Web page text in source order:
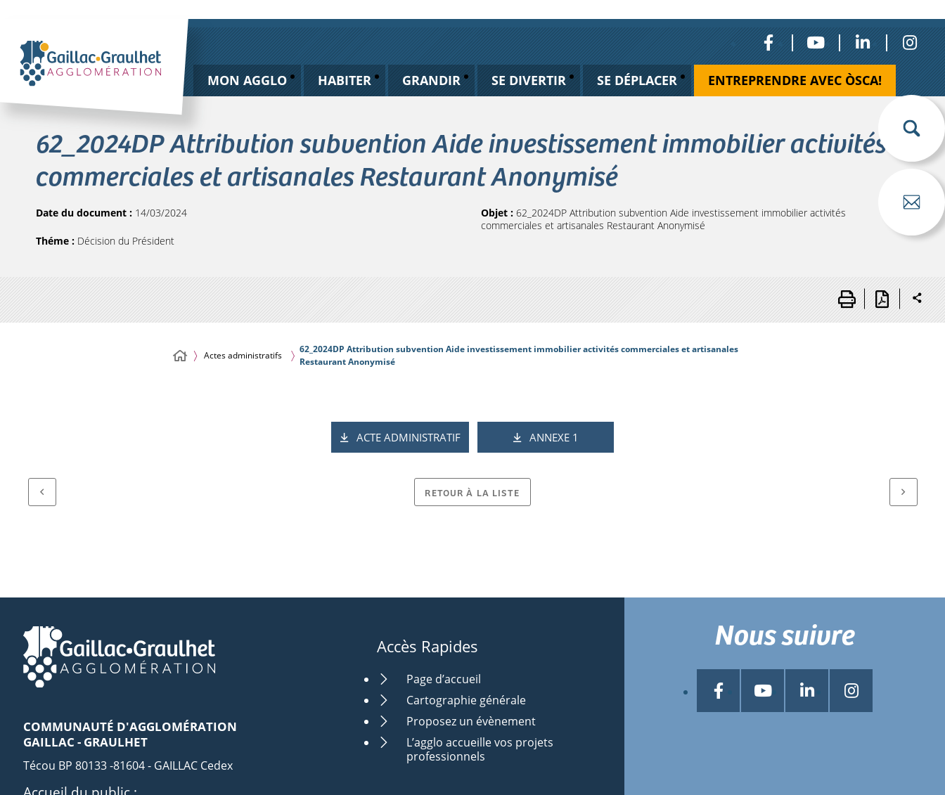
MON AGGLO HABITER GRANDIR SE DIVERTIR SE DÉPLACER ENTREPRENDRE AVEC ÒSCA!
62_2024DP Attribution subvention Aide investissement immobilier activités
commerciales et artisanales Restaurant Anonymisé
Date du document : 14/03/2024
Théme : Décision du Président
Objet : 62_2024DP Attribution subvention Aide investissement immobilier activités
commerciales et artisanales Restaurant Anonymisé
Actes administratifs
62_2024DP Attribution subvention Aide investissement immobilier activités commerciales et artisanales
Restaurant Anonymisé
ACTE ADMINISTRATIF ANNEXE 1
RETOUR À LA LISTE
COMMUNAUTÉ D'AGGLOMÉRATION
GAILLAC - GRAULHET
Técou BP 80133 -81604 - GAILLAC Cedex
Accès Rapides
Page d’accueil
Cartographie générale
Proposez un évènement
L’agglo accueille vos projets
professionnels
Nous suivre